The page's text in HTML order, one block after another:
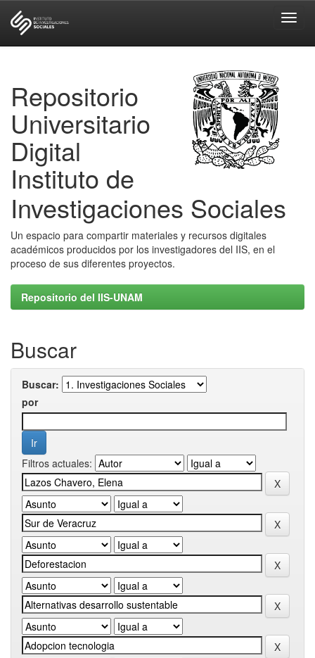
Repositorio
Universitario
Digital
Instituto de
Investigaciones Sociales
Un espacio para compartir materiales y recursos digitales
académicos producidos por los investigadores del IIS, en el
proceso de sus diferentes proyectos.
Repositorio del IIS-UNAM
Buscar
Buscar:
por
Filtros actuales: